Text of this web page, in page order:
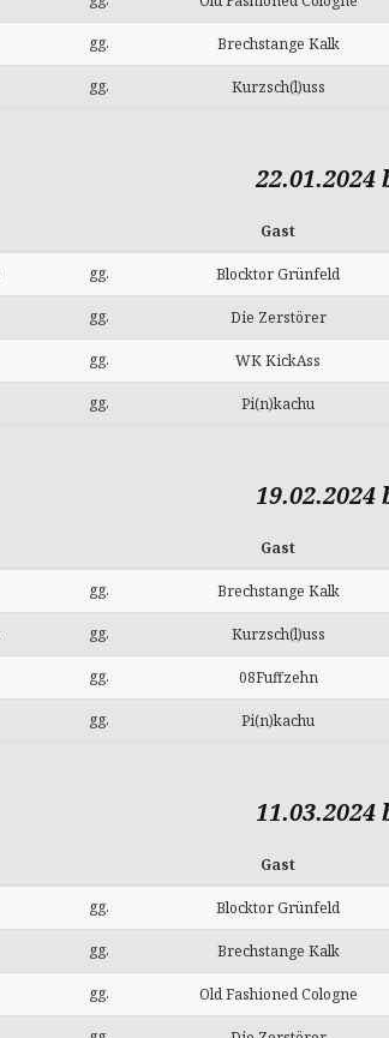
gg. Brechstange Kalk
gg. Kurzsch(l)uss
22.01.2024
Gast
gg. Blocktor Grünfeld
gg. Die Zerstörer
gg. WK KickAss
gg. Pi(n)kachu
19.02.2024
Gast
gg. Brechstange Kalk
gg. Kurzsch(l)uss
gg. 08Fuffzehn
gg. Pi(n)kachu
11.03.2024
Gast
gg. Blocktor Grünfeld
gg. Brechstange Kalk
gg. Old Fashioned Cologne